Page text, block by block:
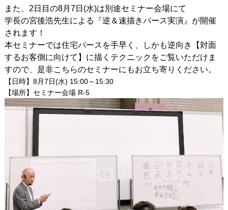
また、2日目の8月7日(水)は別途セミナー会場にて
学長の宮後浩先生による『逆＆速描きパース実演』が開催
されます！
本セミナーでは住宅パースを手早く、しかも逆向き【対面
するお客側に向けて】に描くテクニックをご覧いただけま
すので、是非こちらのセミナーにもお立ち寄りください。
【日時】8月7日(水) 15:00～15:30
【場所】セミナー会場 R-5